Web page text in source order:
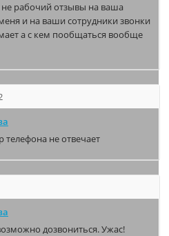
рабочий отзывы на ваша
и на ваши сотрудники звонки
а с кем пообщаться вообще
не отвечает
дозвониться. Ужас!